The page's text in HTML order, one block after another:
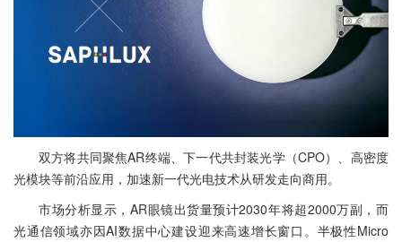
双方将共同聚焦AR终端、下一代共封装光学（CPO）、高密度
光模块等前沿应用，加速新一代光电技术从研发走向商用。
市场分析显示，AR眼镜出货量预计2030年将超2000万副，而
光通信领域亦因AI数据中心建设迎来高速增长窗口。半极性Micro